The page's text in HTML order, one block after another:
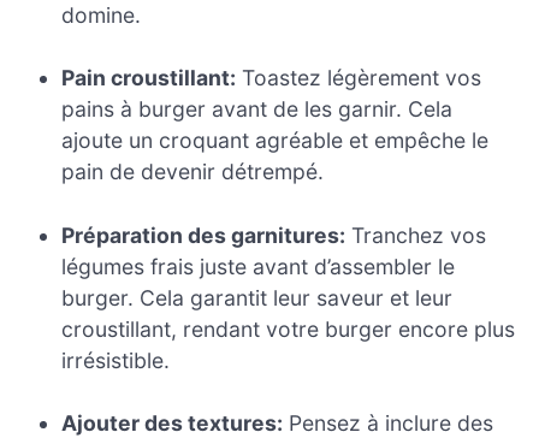
domine.
Pain croustillant: Toastez légèrement vos
pains à burger avant de les garnir. Cela
ajoute un croquant agréable et empêche le
pain de devenir détrempé.
Préparation des garnitures: Tranchez vos
légumes frais juste avant d’assembler le
burger. Cela garantit leur saveur et leur
croustillant, rendant votre burger encore plus
irrésistible.
Ajouter des textures: Pensez à inclure des